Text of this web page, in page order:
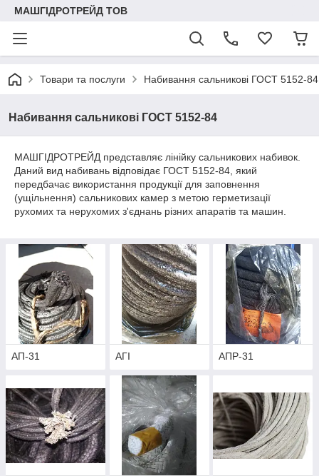
МАШГІДРОТРЕЙД ТОВ
Товари та послуги Набивання сальникові ГОСТ 5152-84
Набивання сальникові ГОСТ 5152-84
МАШГІДРОТРЕЙД представляє лінійку сальникових набивок.
Даний вид набивань відповідає ГОСТ 5152-84, який
передбачає використання продукції для заповнення
(ущільнення) сальникових камер з метою герметизації
рухомих та нерухомих з'єднань різних апаратів та машин.
АП-31 АГІ АПР-31